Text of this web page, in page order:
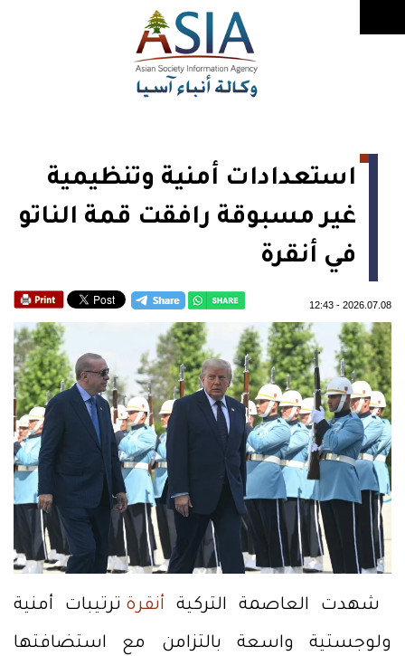
استعدادات أمنية وتنظيمية
غير مسبوقة رافقت قمة الناتو
في أنقرة
2026.07.08
-
12:43
شهدت العاصمة التركية أنقرة ترتيبات أمنية
ولوجستية واسعة بالتزامن مع استضافتها